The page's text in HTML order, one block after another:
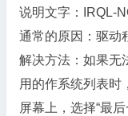
说明文字：IRQL-
通常的原因：驱动
解决方法：如果无
用的作系统列表时
屏幕上，选择“最